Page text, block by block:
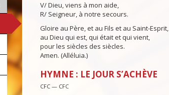
V/ Dieu, viens à mon aide,
R/ Seigneur, à notre secours.
Gloire au Père, et au Fils et au Saint-Esprit,
au Dieu qui est, qui était et qui vient,
pour les siècles des siècles.
Amen. (Alléluia.)
HYMNE : LE JOUR S’ACHÈVE
CFC — CFC